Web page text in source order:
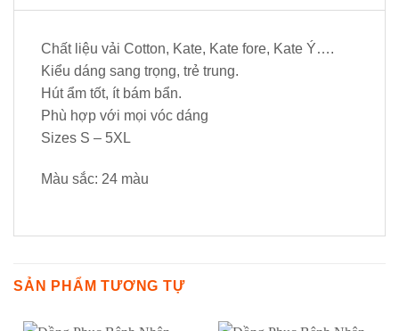
Chất liệu vải Cotton, Kate, Kate fore, Kate Ý….
Kiểu dáng sang trọng, trẻ trung.
Hút ẩm tốt, ít bám bẩn.
Phù hợp với mọi vóc dáng
Sizes S – 5XL
Màu sắc: 24 màu
SẢN PHẨM TƯƠNG TỰ